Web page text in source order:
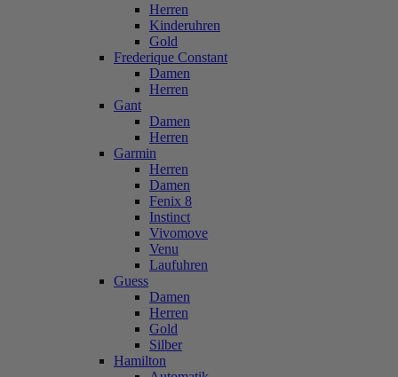
Herren
Kinderuhren
Gold
Frederique Constant
Damen
Herren
Gant
Damen
Herren
Garmin
Herren
Damen
Fenix 8
Instinct
Vivomove
Venu
Laufuhren
Guess
Damen
Herren
Gold
Silber
Hamilton